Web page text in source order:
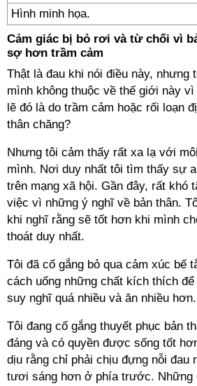
Hình minh họa.
Cảm giác bị bỏ rơi và từ chối vì
sợ hơn trầm cảm
Thật là đau khi nói điều này, nhưng
mình không thuộc về thế giới này
lẽ đó là do trầm cảm hoặc rối loạn
thân chăng?
Nhưng tôi cảm thấy rất xa lạ với
mình. Nơi duy nhất tôi tìm thấy sự
trên mạng xã hội. Gần đây, rất khó
việc vì những ý nghĩ về bản thân.
khi nghĩ rằng sẽ tốt hơn khi mình
thoát duy nhất.
Tôi đã cố gắng bỏ qua cảm xúc bế
cách uống những chất kích thích để
suy nghĩ quá nhiều và ăn nhiều hơn.
Tôi đang cố gắng thuyết phục bản
đáng và có quyền được sống tốt
dịu rằng chỉ phải chịu đựng nỗi đau
tươi sáng hơn ở phía trước. Những